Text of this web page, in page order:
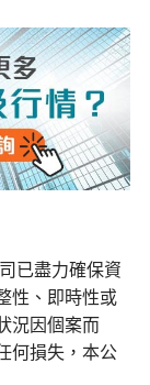
已盡力確保資
性、即時性或
況因個案而
何損失，本公